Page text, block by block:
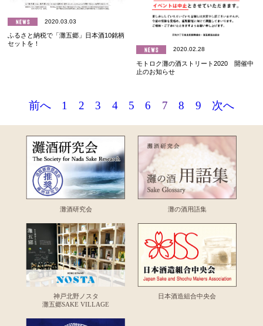
2020.03.03
ふるさと納税で「灘五郷」日本酒10銘柄
セットを！
2020.02.28
モトロク灘の酒ストリート2020 開催中
止のお知らせ
前へ 1 2 3 4 5 6 7 8 9 次へ
灘酒研究会 灘の酒用語集
神戸北野ノスタ
灘五郷SAKE VILLAGE
日本酒造組合中央会